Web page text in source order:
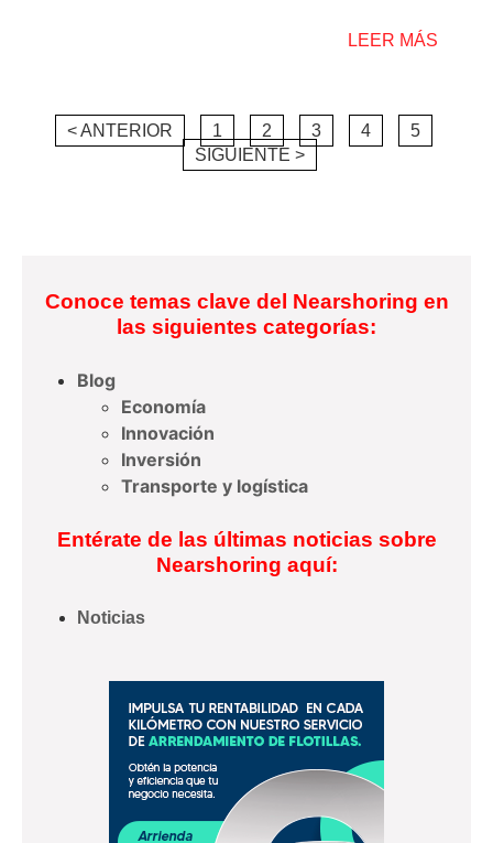
LEER MÁS
< ANTERIOR 1 2 3 4
5
SIGUIENTE >
Conoce temas clave del Nearshoring en
las siguientes categorías:
Blog
Economía
Innovación
Inversión
Transporte y logística
Entérate de las últimas noticias sobre
Nearshoring aquí:
Noticias